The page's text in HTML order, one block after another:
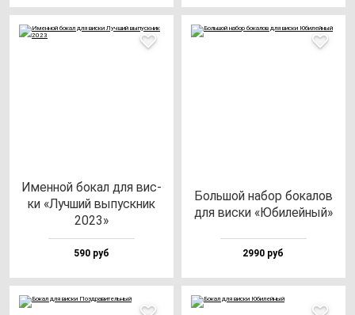
Имен­ной бо­кал для вис­
ки «Луч­ший вы­пус­кник
2023»
590 руб
Боль­шой на­бор бо­ка­лов
для вис­ки «Юби­лей­ный»
2990 руб